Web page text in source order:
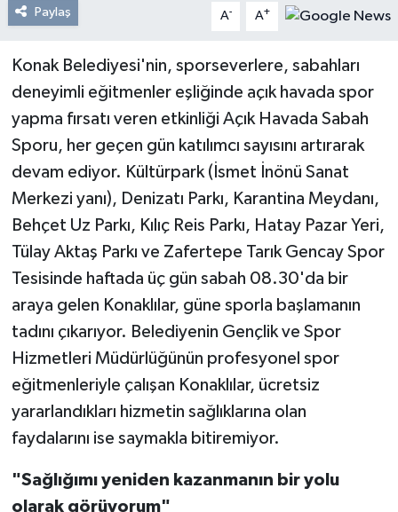
Paylaş A- A+
Konak Belediyesi'nin, sporseverlere, sabahları
deneyimli eğitmenler eşliğinde açık havada spor
yapma fırsatı veren etkinliği Açık Havada Sabah
Sporu, her geçen gün katılımcı sayısını artırarak
devam ediyor. Kültürpark (İsmet İnönü Sanat
Merkezi yanı), Denizatı Parkı, Karantina Meydanı,
Behçet Uz Parkı, Kılıç Reis Parkı, Hatay Pazar Yeri,
Tülay Aktaş Parkı ve Zafertepe Tarık Gencay Spor
Tesisinde haftada üç gün sabah 08.30'da bir
araya gelen Konaklılar, güne sporla başlamanın
tadını çıkarıyor. Belediyenin Gençlik ve Spor
Hizmetleri Müdürlüğünün profesyonel spor
eğitmenleriyle çalışan Konaklılar, ücretsiz
yararlandıkları hizmetin sağlıklarına olan
faydalarını ise saymakla bitiremiyor.
"Sağlığımı yeniden kazanmanın bir yolu
olarak görüyorum"